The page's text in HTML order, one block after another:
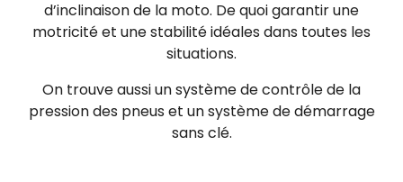
d’inclinaison de la moto. De quoi garantir une
motricité et une stabilité idéales dans toutes les
situations.
On trouve aussi un système de contrôle de la
pression des pneus et un système de démarrage
sans clé.